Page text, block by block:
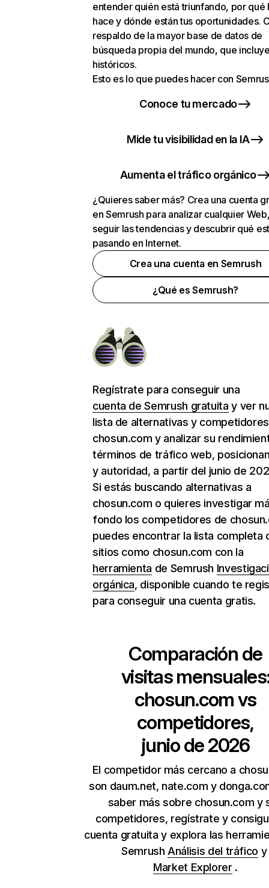
entender quién está triunfando, por qué
hace y dónde están tus oportunidades.
respaldo de la mayor base de datos de
búsqueda propia del mundo, que
históricos.
Esto es lo que puedes hacer con
Conoce tu mercado
Mide tu visibilidad en la IA
Aumenta el tráfico orgánico
¿Quieres saber más? Crea una cuenta
en Semrush para analizar cualquier
seguir las tendencias y descubrir qué
pasando en Internet.
Crea una cuenta en Semrush
¿Qué es Semrush?
Regístrate para conseguir una
cuenta de Semrush gratuita y ver
lista de alternativas y
chosun.com y analizar su
términos de tráfico web,
y autoridad, a partir del junio de
Si estás buscando alternativas a
chosun.com o quieres investigar
fondo los competidores de
puedes encontrar la lista completa
sitios como chosun.com con la
herramienta de Semrush
orgánica, disponible cuando te
para conseguir una cuenta gratis.
Comparación de
visitas
chosun.comvs
competidores,
junio de 2026
El competidor más cercano a
son daum.net, nate.com y
saber más sobre chosun.com y
competidores, regístrate y
cuenta gratuita y explora las
Semrush Análisis del tráfico y
Market Explorer.